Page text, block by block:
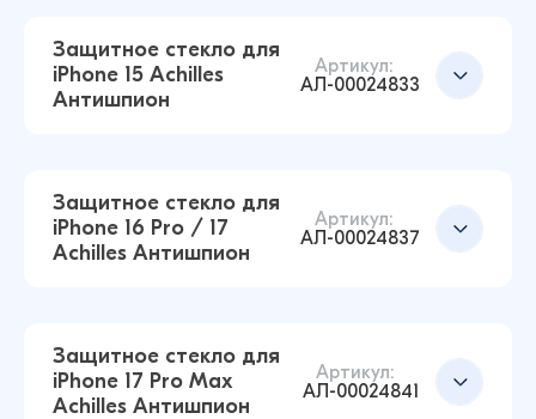
207 ₽211 ₽
207 ₽211 ₽
Защитное стекло для
iPhone 15 Achilles
Антишпион
Артикул:
АЛ-00024833
Защитное стекло для
iPhone 16 Pro / 17
Achilles Антишпион
Артикул:
АЛ-00024837
Защитное стекло для
iPhone 17 Pro Max
Achilles Антишпион
Артикул:
АЛ-00024841